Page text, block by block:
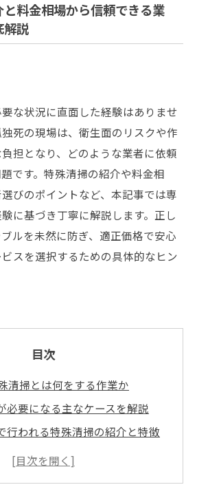
料金相場から信頼できる業
解説
な状況に直面した経験はありませ
死の現場は、衛生面のリスクや作
担となり、どのような業者に依頼
です。特殊清掃の紹介や料金相
びのポイントなど、本記事では専
に基づき丁寧に解説します。正し
ルを未然に防ぎ、適正価格で安心
スを選択するための具体的なヒン
目次
清掃とは何をする作業か
必要になる主なケースを解説
行われる特殊清掃の紹介と特徴
などでの特殊清掃の作業内容